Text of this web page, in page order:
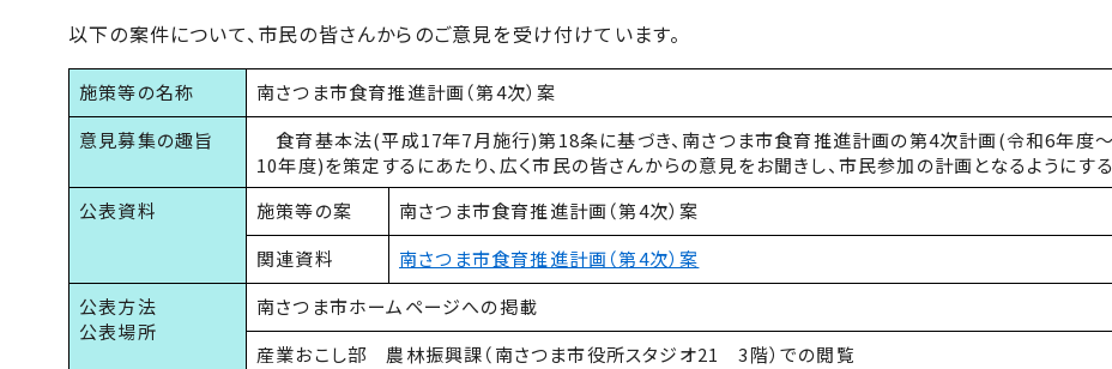
以下の案件について、市民の皆さんからのご意見を受け付けています。
施策等の名称
南さつま市食育推進計画（第4次）案
意見募集の趣旨
食育基本法(平成17年7月施行)第18条に基づき、南さつま市食育推進計画の第4次計画(令和6年度
10年度)を策定するにあたり、広く市民の皆さんからの意見をお聞きし、市民参加の計画となるようにする
公表資料
施策等の案
南さつま市食育推進計画（第4次）案
関連資料
南さつま市食育推進計画（第4次）案
公表方法
公表場所
南さつま市ホームページへの掲載
産業おこし部 農林振興課（南さつま市役所スタジオ21 3階）での閲覧